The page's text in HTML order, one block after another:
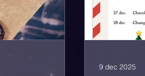
9 dec 2025